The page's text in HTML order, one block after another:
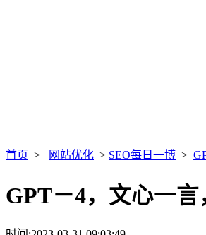
首页 > 网站优化 > SEO每日一博 >
GPT－4，文心一